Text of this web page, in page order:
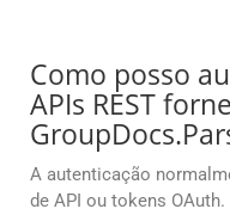
Como posso
APIs REST
A autenticação
de API ou tokens